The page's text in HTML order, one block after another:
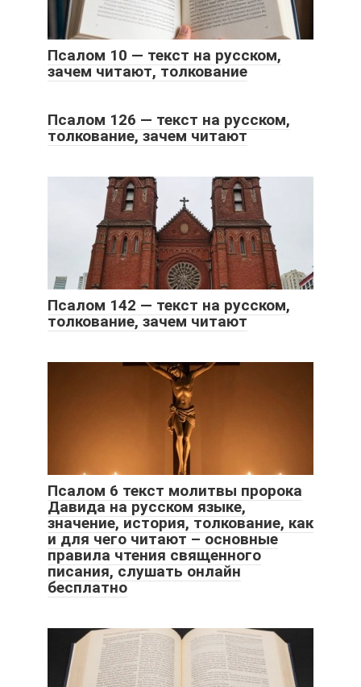
Псалом 10 — текст на русском,
зачем читают, толкование
Псалом 126 — текст на русском,
толкование, зачем читают
Псалом 142 — текст на русском,
толкование, зачем читают
Псалом 6 текст молитвы пророка
Давида на русском языке,
значение, история, толкование, как
и для чего читают – основные
правила чтения священного
писания, слушать онлайн
бесплатно